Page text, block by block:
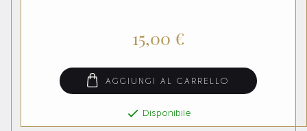
15,00 €
AGGIUNGI AL CARRELLO
 Disponibile